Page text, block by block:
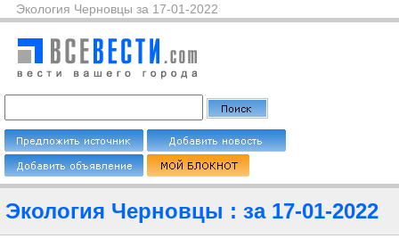
Экология Черновцы за 17-01-2022
Экология Черновцы : за 17-01-2022